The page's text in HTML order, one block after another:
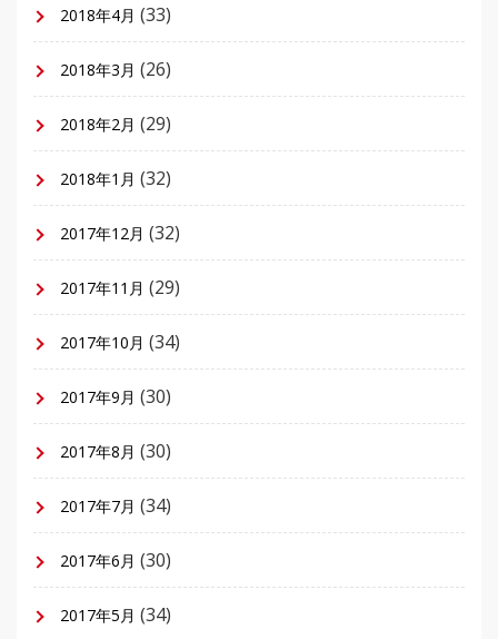
2018年4月 (33)
2018年3月 (26)
2018年2月 (29)
2018年1月 (32)
2017年12月 (32)
2017年11月 (29)
2017年10月 (34)
2017年9月 (30)
2017年8月 (30)
2017年7月 (34)
2017年6月 (30)
2017年5月 (34)